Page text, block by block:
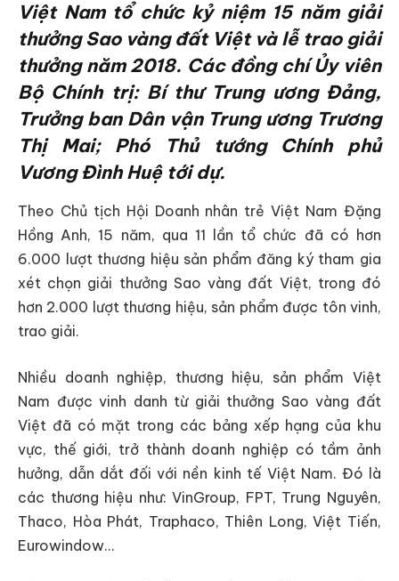
Việt Nam tổ chức kỷ niệm 15 năm giải
thưởng Sao vàng đất Việt và lễ trao giải
thưởng năm 2018. Các đồng chí Ủy viên
Bộ Chính trị: Bí thư Trung ương Đảng,
Trưởng ban Dân vận Trung ương Trương
Thị Mai; Phó Thủ tướng Chính phủ
Vương Đình Huệ tới dự.
Theo Chủ tịch Hội Doanh nhân trẻ Việt Nam Đặng
Hồng Anh, 15 năm, qua 11 lần tổ chức đã có hơn
6.000 lượt thương hiệu sản phẩm đăng ký tham gia
xét chọn giải thưởng Sao vàng đất Việt, trong đó
hơn 2.000 lượt thương hiệu, sản phẩm được tôn vinh,
trao giải.
Nhiều doanh nghiệp, thương hiệu, sản phẩm Việt
Nam được vinh danh từ giải thưởng Sao vàng đất
Việt đã có mặt trong các bảng xếp hạng của khu
vực, thế giới, trở thành doanh nghiệp có tầm ảnh
hưởng, dẫn dắt đối với nền kinh tế Việt Nam. Đó là
các thương hiệu như: VinGroup, FPT, Trung Nguyên,
Thaco, Hòa Phát, Traphaco, Thiên Long, Việt Tiến,
Eurowindow…